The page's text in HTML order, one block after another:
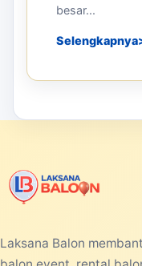
besar...
Selengkapnya
Laksana Balon